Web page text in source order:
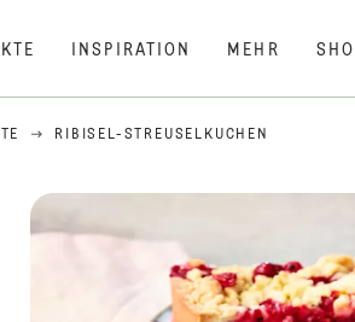
INSPIRATION MEHR
RIBISEL-STREUSELKUCHEN